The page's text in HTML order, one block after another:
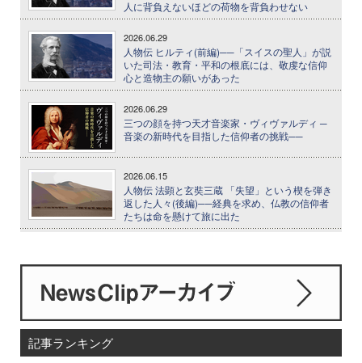
人に背負えないほどの荷物を背負わせない
2026.06.29
人物伝 ヒルティ(前編)──「スイスの聖人」が説
いた司法・教育・平和の根底には、敬虔な信仰
心と造物主の願いがあった
2026.06.29
三つの顔を持つ天才音楽家・ヴィヴァルディ ─
音楽の新時代を目指した信仰者の挑戦──
2026.06.15
人物伝 法顕と玄奘三蔵 「失望」という楔を弾き
返した人々(後編)──経典を求め、仏教の信仰者
たちは命を懸けて旅に出た
記事ランキング